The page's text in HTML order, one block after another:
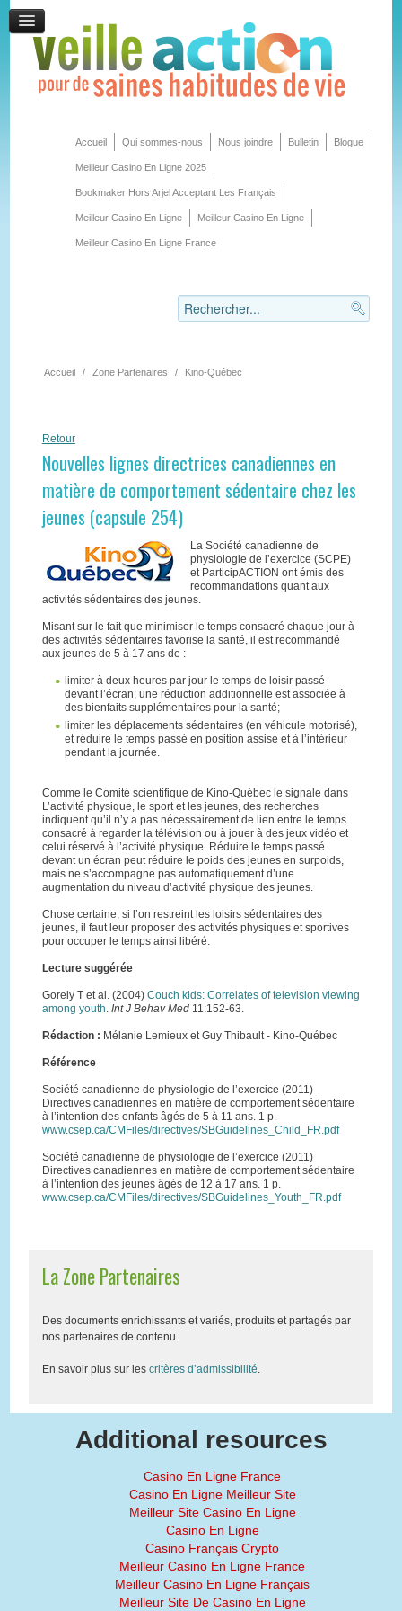
Accueil Qui sommes-nous Nous joindre Bulletin Blogue
Meilleur Casino En Ligne 2025
Bookmaker Hors Arjel Acceptant Les Français
Meilleur Casino En Ligne Meilleur Casino En Ligne
Meilleur Casino En Ligne France
Accueil / Zone Partenaires / Kino-Québec
Retour
Nouvelles lignes directrices canadiennes en
matière de comportement sédentaire chez les
jeunes (capsule 254)
La Société canadienne de
physiologie de l’exercice (SCPE)
et ParticipACTION ont émis des
recommandations quant aux
activités sédentaires des jeunes.
Misant sur le fait que minimiser le temps consacré chaque jour à
des activités sédentaires favorise la santé, il est recommandé
aux jeunes de 5 à 17 ans de :
limiter à deux heures par jour le temps de loisir passé
devant l’écran; une réduction additionnelle est associée à
des bienfaits supplémentaires pour la santé;
limiter les déplacements sédentaires (en véhicule motorisé),
et réduire le temps passé en position assise et à l’intérieur
pendant la journée.
Comme le Comité scientifique de Kino-Québec le signale dans
L’activité physique, le sport et les jeunes, des recherches
indiquent qu’il n’y a pas nécessairement de lien entre le temps
consacré à regarder la télévision ou à jouer à des jeux vidéo et
celui réservé à l’activité physique. Réduire le temps passé
devant un écran peut réduire le poids des jeunes en surpoids,
mais ne s’accompagne pas automatiquement d’une
augmentation du niveau d’activité physique des jeunes.
Chose certaine, si l’on restreint les loisirs sédentaires des
jeunes, il faut leur proposer des activités physiques et sportives
pour occuper le temps ainsi libéré.
Lecture suggérée
Gorely T et al. (2004) Couch kids: Correlates of television viewing
among youth. Int J Behav Med11:152-63.
Rédaction : Mélanie Lemieux et Guy Thibault - Kino-Québec
Référence
Société canadienne de physiologie de l’exercice (2011)
Directives canadiennes en matière de comportement sédentaire
à l’intention des enfants âgés de 5 à 11 ans. 1 p.
www.csep.ca/CMFiles/directives/SBGuidelines_Child_FR.pdf
Société canadienne de physiologie de l’exercice (2011)
Directives canadiennes en matière de comportement sédentaire
à l’intention des jeunes âgés de 12 à 17 ans. 1 p.
www.csep.ca/CMFiles/directives/SBGuidelines_Youth_FR.pdf
La Zone Partenaires
Des documents enrichissants et variés, produits et partagés par
nos partenaires de contenu.
En savoir plus sur les critères d’admissibilité.
Additional resources
Casino En Ligne France
Casino En Ligne Meilleur Site
Meilleur Site Casino En Ligne
Casino En Ligne
Casino Français Crypto
Meilleur Casino En Ligne France
Meilleur Casino En Ligne Français
Meilleur Site De Casino En Ligne